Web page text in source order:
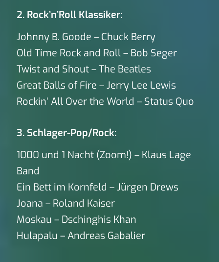
2. Rock’n’Roll Klassiker:
Johnny B. Goode – Chuck Berry
Old Time Rock and Roll – Bob Seger
Twist and Shout – The Beatles
Great Balls of Fire – Jerry Lee Lewis
Rockin‘ All Over the World – Status Quo
3. Schlager-Pop/Rock:
1000 und 1 Nacht (Zoom!) – Klaus Lage
Band
Ein Bett im Kornfeld – Jürgen Drews
Joana – Roland Kaiser
Moskau – Dschinghis Khan
Hulapalu – Andreas Gabalier